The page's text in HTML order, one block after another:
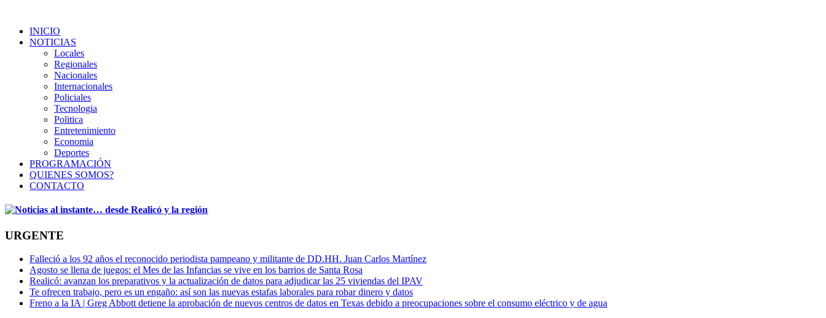
INICIO
NOTICIAS
Locales
Regionales
Nacionales
Internacionales
Policiales
Tecnologia
Politica
Entretenimiento
Economia
Deportes
PROGRAMACIÓN
QUIENES SOMOS?
CONTACTO
URGENTE
Falleció a los 92 años el reconocido periodista pampeano y militante de DD.HH. Juan Carlos Martínez
Agosto se llena de juegos: el Mes de las Infancias se vive en los barrios de Santa Rosa
Realicó: avanzan los preparativos y la actualización de datos para adjudicar las 25 viviendas del IPAV
Te ofrecen trabajo, pero es un engaño: así son las nuevas estafas laborales para robar dinero y datos
Freno a la IA | Greg Abbott detiene la aprobación de nuevos centros de datos en Texas debido a preocupaciones sobre el consumo eléctrico y de agua